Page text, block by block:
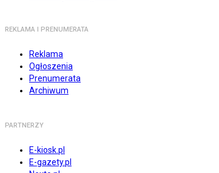
REKLAMA I PRENUMERATA
Reklama
Ogłoszenia
Prenumerata
Archiwum
PARTNERZY
E-kiosk.pl
E-gazety.pl